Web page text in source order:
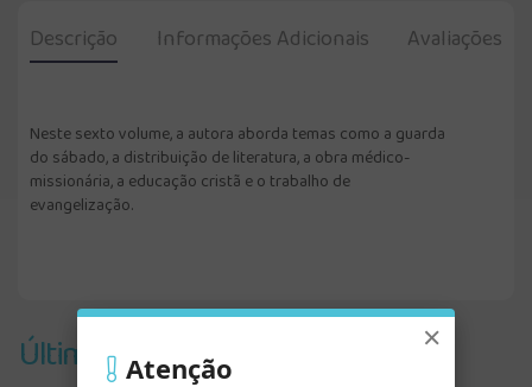
Descrição Informações Adicionais Avaliações
Neste sexto volume, a autora aborda temas como a guarda
do sábado, a distribuição de literatura, a obra médico-
missionária, a educação cristã e o trabalho de
evangelização.
Últimos Vistos ×
Atenção